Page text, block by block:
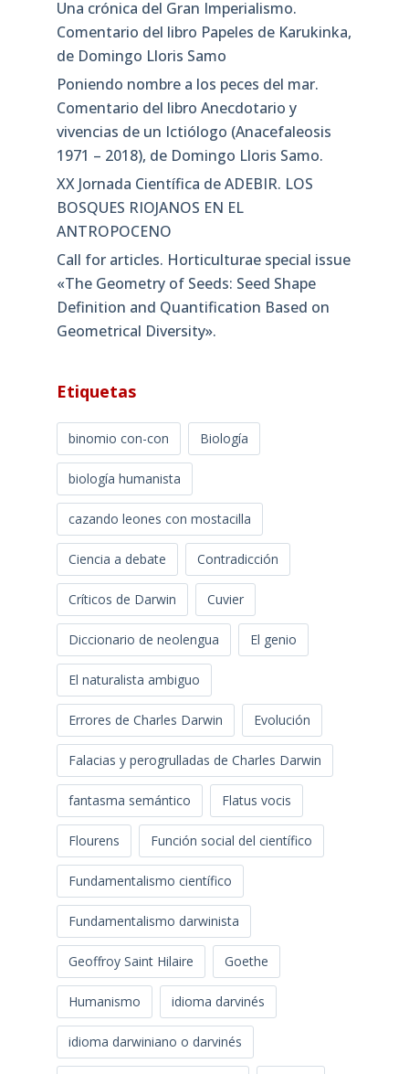
Una crónica del Gran Imperialismo.
Comentario del libro Papeles de Karukinka,
de Domingo Lloris Samo
Poniendo nombre a los peces del mar.
Comentario del libro Anecdotario y
vivencias de un Ictiólogo (Anacefaleosis
1971 – 2018), de Domingo Lloris Samo.
XX Jornada Científica de ADEBIR. LOS
BOSQUES RIOJANOS EN EL
ANTROPOCENO
Call for articles. Horticulturae special issue
«The Geometry of Seeds: Seed Shape
Definition and Quantification Based on
Geometrical Diversity»​.
Etiquetas
binomio con-con Biología
biología humanista
cazando leones con mostacilla
Ciencia a debate Contradicción
Críticos de Darwin Cuvier
Diccionario de neolengua El genio
El naturalista ambiguo
Errores de Charles Darwin Evolución
Falacias y perogrulladas de Charles Darwin
fantasma semántico Flatus vocis
Flourens Función social del científico
Fundamentalismo científico
Fundamentalismo darwinista
Geoffroy Saint Hilaire Goethe
Humanismo idioma darvinés
idioma darwiniano o darvinés